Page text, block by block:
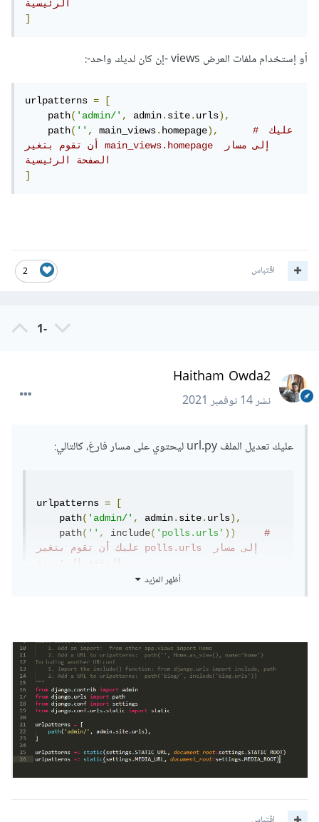
الرئيسية
]
أو إستخدام ملفات العرض views -إن كان لديك واحد-:
urlpatterns =
[
    path
('admin/', admin.site.urls),
    path
('', main_views.homepage),
# عليك
أن تقوم بتغير main_views.homepage إلى مسار
الصفحة الرئيسية
]
2 اقتباس
-1
Haitham Owda2
نشر14 نوفمبر 2021
عليك تعديل الملف url.py ليحتوي على مسار فارغ، كالتالي:
urlpatterns =
[
    path
('admin/', admin.site.urls),
    path
('', include('polls.urls'))
#
عليك أن تقوم بتغير polls.urls إلى مسار
الصفحة الرئيسية
urlpatterns =
[
    path
('admin/', admin.site.urls),
    path
('', main_views
عليك أن تقوم بتغير main_views.homepage إلى
مسار الصفحة الرئيسية
أظهر المزيد